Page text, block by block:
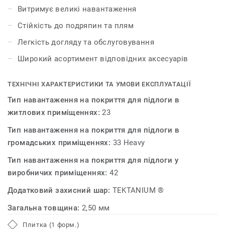
технологія, яка відтворює рельєф і зовнішній вигляд
Витримує великі навантаження
Стійкість до подряпин та плям
Легкість догляду та обслуговування
Широкий асортимент відповідних аксесуарів
ТЕХНІЧНІ ХАРАКТЕРИСТИКИ ТА УМОВИ ЕКСПЛУАТАЦІЇ
Тип навантаження на покриття для підлоги в
житлових приміщеннях:23
Тип навантаження на покриття для підлоги в
громадських приміщеннях: 33 Heavy
Тип навантаження на покриття для підлоги у
виробничих приміщеннях:42
Додатковий захисний шар: TEKTANIUM ®
Загальна товщина: 2,50 мм
Плитка (1 форм.)